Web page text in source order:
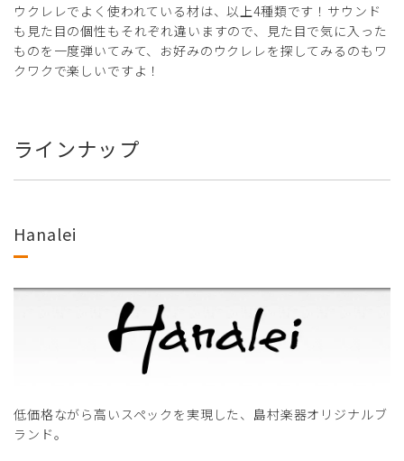
ウクレレでよく使われている材は、以上4種類です！サウンド
も見た目の個性もそれぞれ違いますので、見た目で気に入った
ものを一度弾いてみて、お好みのウクレレを探してみるのもワ
クワクで楽しいですよ！
ラインナップ
Hanalei
低価格ながら高いスペックを実現した、島村楽器オリジナルブ
ランド。